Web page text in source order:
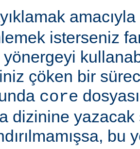
isterseniz
yönergeyi
çöken bir
core
dizinine